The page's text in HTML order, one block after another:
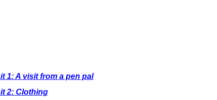
1: A visit from a pen pal
2: Clothing